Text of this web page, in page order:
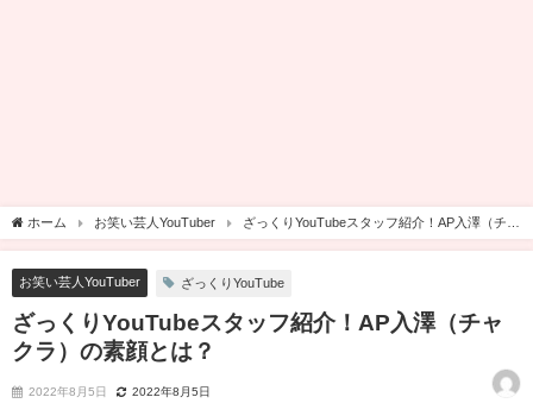
ホーム お笑い芸人YouTuber
ざっくりYouTubeスタッフ紹介！AP入澤（チャ
クラ）の素顔とは？
お笑い芸人YouTuber ざっくりYouTube
ざっくりYouTubeスタッフ紹介！AP入澤（チャ
クラ）の素顔とは？
2022年8月5日 2022年8月5日